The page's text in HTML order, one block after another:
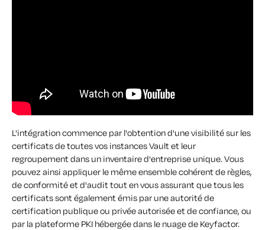
L'intégration commence par l'obtention d'une visibilité sur les
certificats de toutes vos instances Vault et leur
regroupement dans un inventaire d'entreprise unique. Vous
pouvez ainsi appliquer le même ensemble cohérent de règles,
de conformité et d'audit tout en vous assurant que tous les
certificats sont également émis par une autorité de
certification publique ou privée autorisée et de confiance, ou
par la plateforme PKI hébergée dans le nuage de Keyfactor.